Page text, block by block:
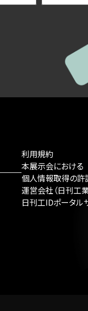
利用規約
本展示会における
個人情報取得の許
運営会社（日刊工
日刊工IDポータル